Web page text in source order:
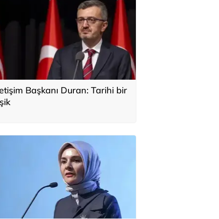
Başkanı Duran: Tarihi bir